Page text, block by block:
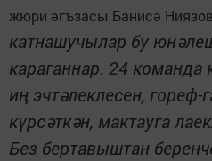
жюри әгъзасы Банисә
катнашучылар бу
караганнар. 24 команда
иң эчтәлеклесен, гореф-
күрсәткән, мактауга
Без бертавыштан